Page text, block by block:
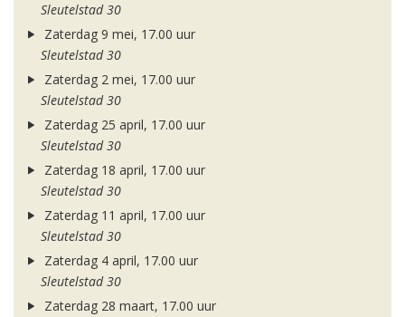
Sleutelstad 30
Zaterdag 9 mei, 17.00 uur
Sleutelstad 30
Zaterdag 2 mei, 17.00 uur
Sleutelstad 30
Zaterdag 25 april, 17.00 uur
Sleutelstad 30
Zaterdag 18 april, 17.00 uur
Sleutelstad 30
Zaterdag 11 april, 17.00 uur
Sleutelstad 30
Zaterdag 4 april, 17.00 uur
Sleutelstad 30
Zaterdag 28 maart, 17.00 uur